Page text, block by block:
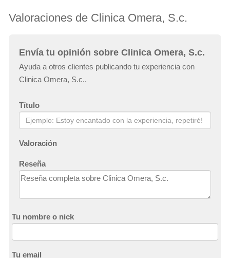
Valoraciones de Clinica Omera, S.c.
Envía tu opinión sobre Clinica Omera, S.c.
Ayuda a otros clientes publicando tu experiencia con
Clinica Omera, S.c..
Título
Valoración
Reseña
Tu nombre o nick
Tu email